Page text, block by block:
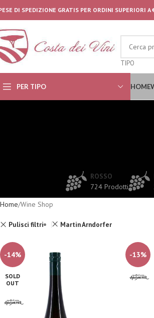
DI SPEDIZIONE GRATIS PER ORDINI SUPERIORI A
TIPO
PER TIPO HOME
ROSSO
724 Prodotti
Home Wine Shop
Pulisci filtri Martin Arndorfer
-14%
SOLD
OUT
-13%